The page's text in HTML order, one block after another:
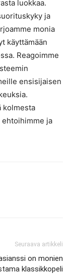
luokkaa.
ja
monia
käyttämään
Reagoimme
ensisijaisen
kolmesta
ehtoihimme ja
Seuraava artikkeli
on monien
klassikkopeli